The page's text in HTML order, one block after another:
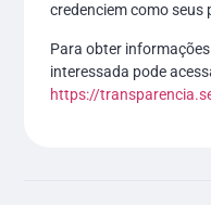
credenciem como
Para obter
interessada pode
https://